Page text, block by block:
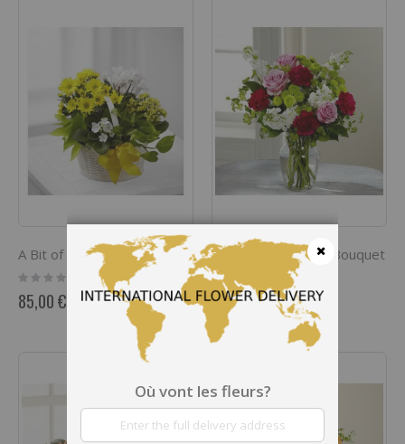
A Bit of Sunshine
Rating:
0%
85,00 €
Blooming Embrace Bouquet
Rating:
0%
90,00 €
Où vont les fleurs?